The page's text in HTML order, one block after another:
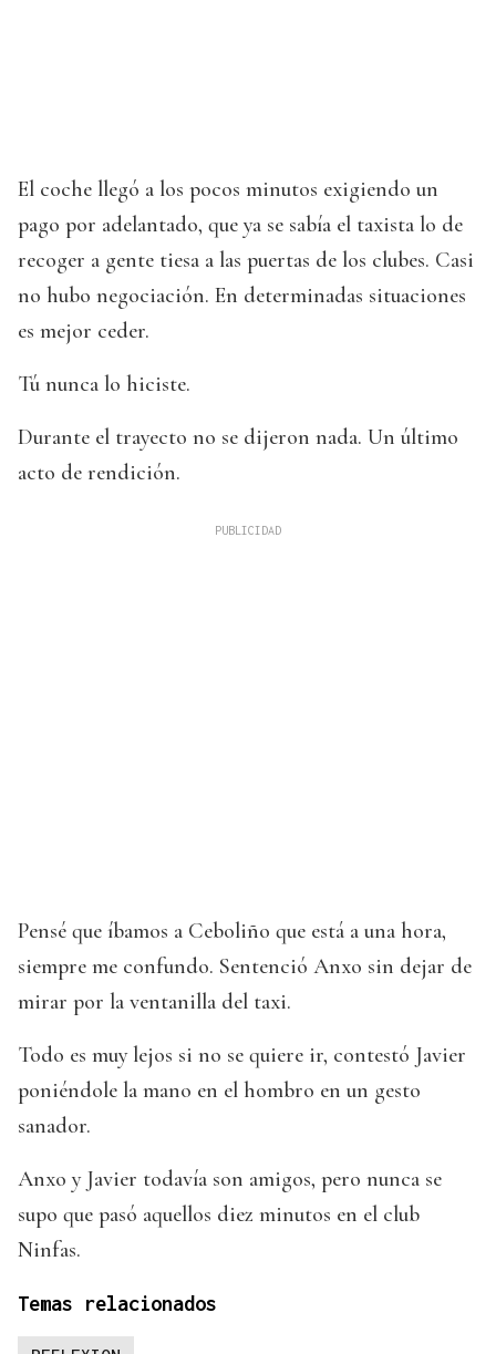
El coche llegó a los pocos minutos exigiendo un
pago por adelantado, que ya se sabía el taxista lo de
recoger a gente tiesa a las puertas de los clubes. Casi
no hubo negociación. En determinadas situaciones
es mejor ceder.
Tú nunca lo hiciste.
Durante el trayecto no se dijeron nada. Un último
acto de rendición.
Pensé que íbamos a Ceboliño que está a una hora,
siempre me confundo. Sentenció Anxo sin dejar de
mirar por la ventanilla del taxi.
Todo es muy lejos si no se quiere ir, contestó Javier
poniéndole la mano en el hombro en un gesto
sanador.
Anxo y Javier todavía son amigos, pero nunca se
supo que pasó aquellos diez minutos en el club
Ninfas.
Temas relacionados